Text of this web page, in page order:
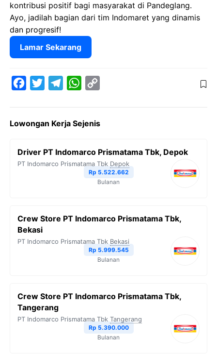
kontribusi positif bagi masyarakat di Pandeglang.
Ayo, jadilah bagian dari tim Indomaret yang dinamis
dan progresif!
Lamar Sekarang
e
o
t
e
e
r
W
t
A
y
i
n
k
Lowongan Kerja Sejenis
Driver PT Indomarco Prismatama Tbk, Depok
PT Indomarco Prismatama Tbk Depok
Rp 5.522.662
Bulanan
Crew Store PT Indomarco Prismatama Tbk,
Bekasi
PT Indomarco Prismatama Tbk Bekasi
Rp 5.999.545
Bulanan
Crew Store PT Indomarco Prismatama Tbk,
Tangerang
PT Indomarco Prismatama Tbk Tangerang
Rp 5.390.000
Bulanan